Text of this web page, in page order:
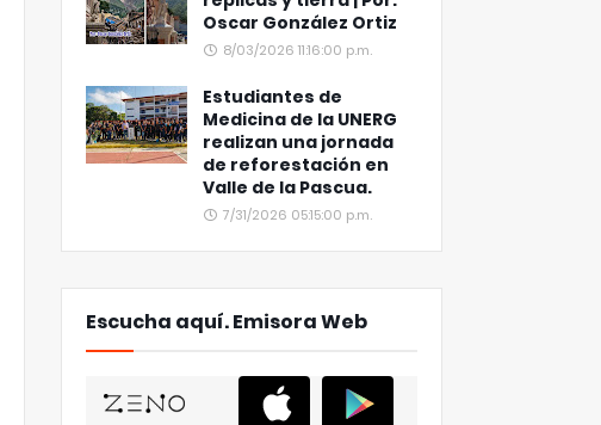
Oscar González Ortiz
8/03/2026 11:16:00 p.m.
Estudiantes de
Medicina de la UNERG
realizan una jornada
de reforestación en
Valle de la Pascua.
7/31/2026 05:15:00 p.m.
Escucha aquí. Emisora Web